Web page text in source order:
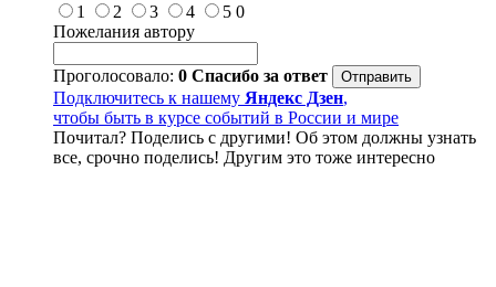
1
2 3 4 5 0
Пожелания автору
Проголосовало: 0 Спасибо за ответ
Подключитесь к нашему Яндекс Дзен,
чтобы быть в курсе событий в России и мире
Почитал? Поделись с другими! Об этом должны узнать
все, срочно поделись! Другим это тоже интересно